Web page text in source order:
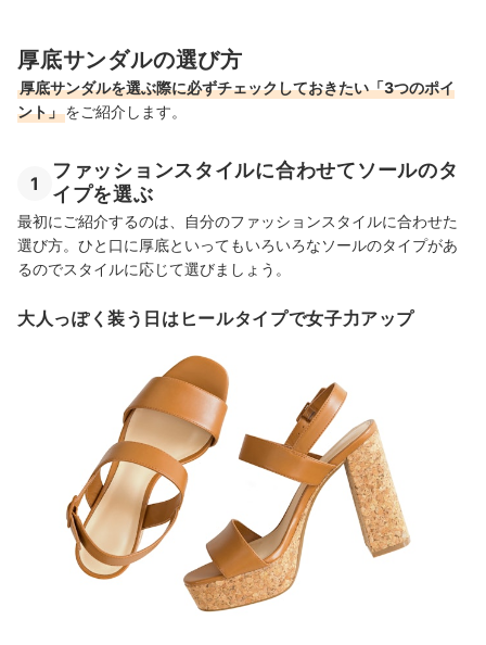
厚底サンダルの選び方
厚底サンダルを選ぶ際に必ずチェックしておきたい「3つのポイ
ント」をご紹介します。
1
ファッションスタイルに合わせてソールのタ
イプを選ぶ
最初にご紹介するのは、自分のファッションスタイルに合わせた
選び方。ひと口に厚底といってもいろいろなソールのタイプがあ
るのでスタイルに応じて選びましょう。
大人っぽく装う日はヒールタイプで女子力アップ